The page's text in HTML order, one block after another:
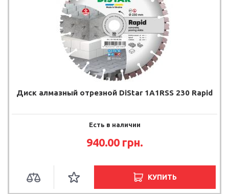
Диск алмазный отрезной DiStar 1A1RSS 230 Rapid
Есть в наличии
940.00 грн.
КУПИТЬ